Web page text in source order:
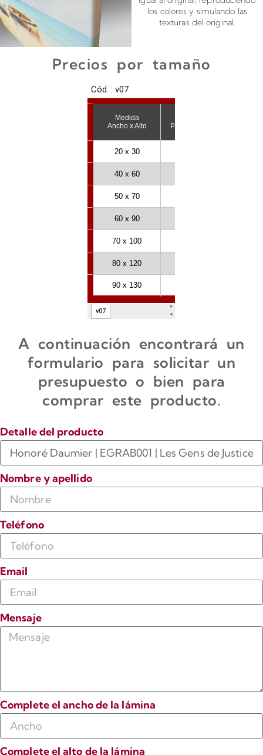
los colores y simulando las
texturas del original.
Precios por tamaño
A continuación encontrará un
formulario para solicitar un
presupuesto o bien para
comprar este producto.
Detalle del producto
Nombre y apellido
Teléfono
Email
Mensaje
Complete el ancho de la lámina
Complete el alto de la lámina